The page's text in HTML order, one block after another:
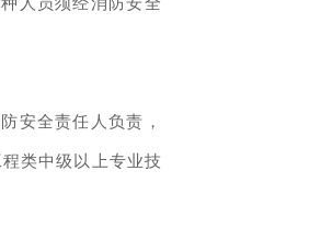
安全责任人负责，
类中级以上专业技